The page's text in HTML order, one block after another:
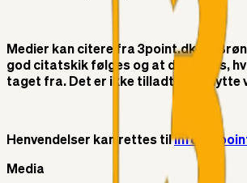
Medier kan citere fra 3point.dk og
god citatskik følges og at der linkes,
taget fra. Det er ikke tilladt at benytte
Henvendelser kan rettes til
Media